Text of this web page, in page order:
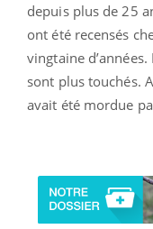
depuis plus de 25
ont été recensés
vingtaine d’années.
sont plus touchés.
avait été mordue